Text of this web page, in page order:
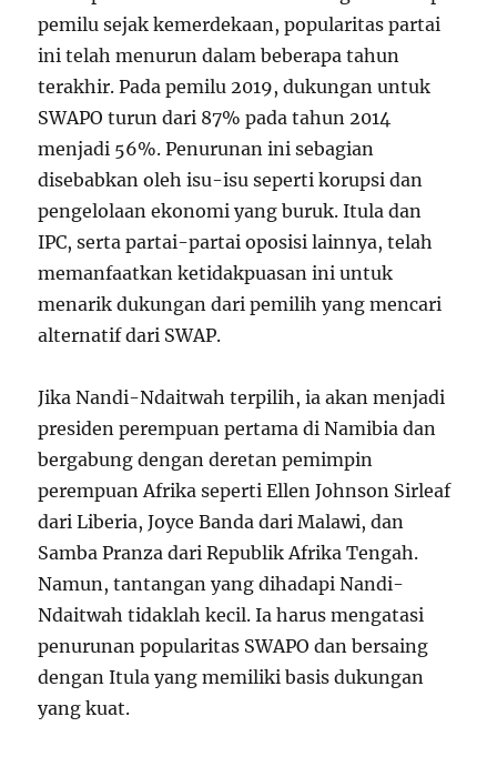
pemilu sejak kemerdekaan, popularitas partai
ini telah menurun dalam beberapa tahun
terakhir. Pada pemilu 2019, dukungan untuk
SWAPO turun dari 87% pada tahun 2014
menjadi 56%. Penurunan ini sebagian
disebabkan oleh isu-isu seperti korupsi dan
pengelolaan ekonomi yang buruk. Itula dan
IPC, serta partai-partai oposisi lainnya, telah
memanfaatkan ketidakpuasan ini untuk
menarik dukungan dari pemilih yang mencari
alternatif dari SWAP.
Jika Nandi-Ndaitwah terpilih, ia akan menjadi
presiden perempuan pertama di Namibia dan
bergabung dengan deretan pemimpin
perempuan Afrika seperti Ellen Johnson Sirleaf
dari Liberia, Joyce Banda dari Malawi, dan
Samba Pranza dari Republik Afrika Tengah.
Namun, tantangan yang dihadapi Nandi-
Ndaitwah tidaklah kecil. Ia harus mengatasi
penurunan popularitas SWAPO dan bersaing
dengan Itula yang memiliki basis dukungan
yang kuat.